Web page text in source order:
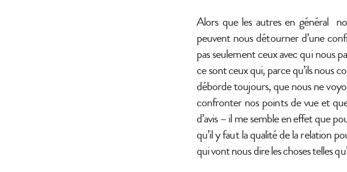
Alors que les autres en général
peuvent nous détourner d’une
pas seulement ceux avec qui nous
ce sont ceux qui, parce qu’ils nous
déborde toujours, que nous ne
confronter nos points de vue et
d’avis – il me semble en effet que
qu’il y faut la qualité de la relation
qui vont nous dire les choses telles